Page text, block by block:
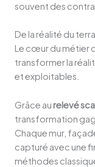
souvent des
De la réalité du
Le cœur du métier
transformer la
et exploitables.
Grâce au relevé
transformation
Chaque mur,
capturé avec une
méthodes